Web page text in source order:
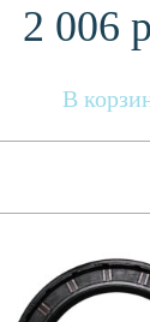
2 006
В